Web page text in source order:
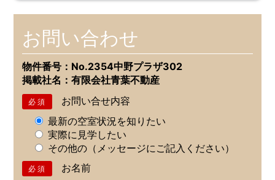
お問い合わせ
物件番号：No.2354中野プラザ302
掲載社名：有限会社青葉不動産
必須
お問い合せ内容
最新の空室状況を知りたい
実際に見学したい
その他の（メッセージにご記入ください）
必須 お名前